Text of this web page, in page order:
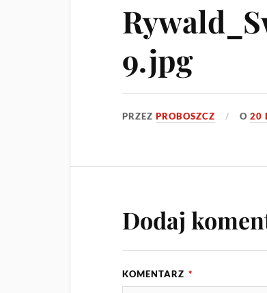
9.jpg
PRZEZPROBOSZCZ O20
Dodaj
KOMENTARZ *